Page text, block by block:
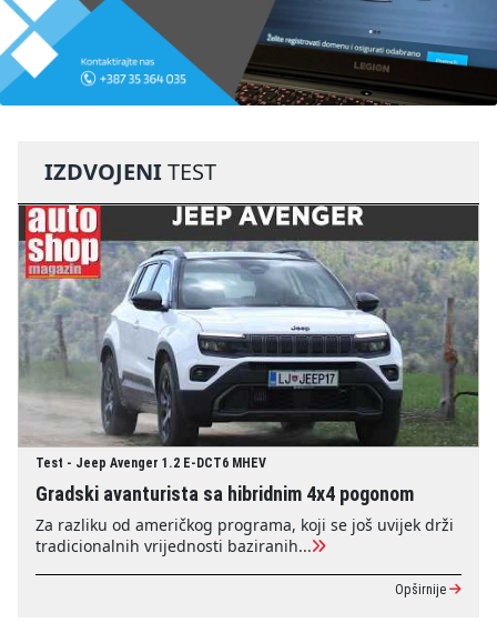
IZDVOJENITEST
Test - Jeep Avenger 1.2 E-DCT6 MHEV
Gradski avanturista sa hibridnim 4x4 pogonom
Za razliku od američkog programa, koji se još uvijek drži
tradicionalnih vrijednosti baziranih...
Opširnije